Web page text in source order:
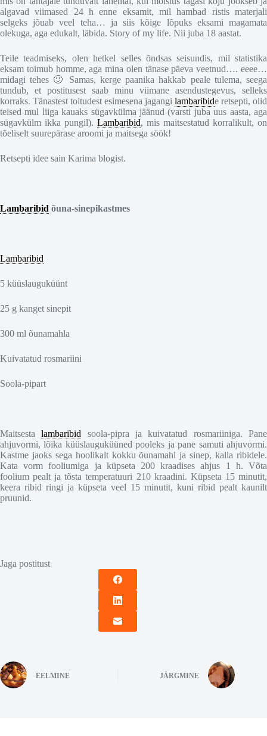
algavad viimased 24 h enne eksamit, mil hambad ristis materjali
selgeks jõuab veel teha… ja siis kõige lõpuks eksami magamata
olekuga, aga edukalt, läbida. Story of my life. Nii juba 18 aastat.
Teile teadmiseks, olen hetkel selles õndsas seisundis, mil statistika
eksam toimub homme, aga mina olen tänase päeva veetnud…. eeee…
midagi tehes 🙂 Samas, kerge paanika hakkab peale tulema, seega
tundub, et postitusest saab minu viimane asendustegevus, selleks
korraks. Tänastest toitudest esimesena jagangi lambaribide retsepti, olid
teised mul liiga kauaks sügavkülma jäänud (varsti juba uus aasta, aga
sügavkülm ikka pungil). Lambaribid, mis maitsestatud korralikult, on
tõeliselt suurepärase aroomi ja maitsega söök!
Retsepti idee sain Karima blogist.
Lambaribid õuna-sinepikastmes
Lambaribid
5 küüslauguküünt
25 g kanget sinepit
300 ml õunamahla
Kuivatatud rosmariini
Soola-pipart
Maitsestalambaribid soola-pipra ja kuivatatud rosmariiniga. Pane
ahjuvormi, lõika küüslauguküüned pooleks ja pane samuti ahjuvormi.
Kastme jaoks sega hoolikalt kokku õunamahl ja sinep, kalla ribidele.
Kata vorm fooliumiga ja küpseta 200 kraadises ahjus 1 h. Võta
foolium pealt ja tõsta temperatuuri 210 kraadini. Küpseta 15 minutit,
keera ribid ringi ja küpseta veel 15 minutit, kuni ribid pealt kaunilt
pruunid.
Jaga postitust
EELMINE JÄRGMINE